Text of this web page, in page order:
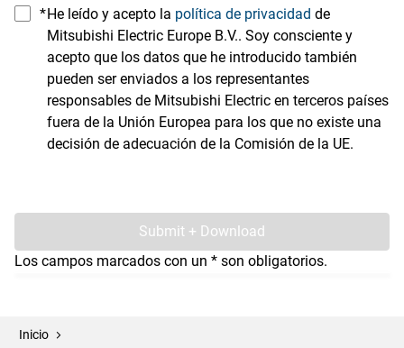
*He leído y acepto la política de privacidad de
Mitsubishi Electric Europe B.V.. Soy consciente y
acepto que los datos que he introducido también
pueden ser enviados a los representantes
responsables de Mitsubishi Electric en terceros países
fuera de la Unión Europea para los que no existe una
decisión de adecuación de la Comisión de la UE.
Submit + Download
Los campos marcados con un * son obligatorios.
Inicio